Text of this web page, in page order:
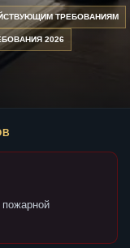
ТРЕБОВАНИЯМ
2026